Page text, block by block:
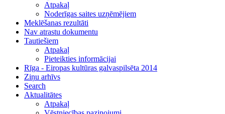
Atpakaļ
Noderīgas saites uzņēmējiem
Meklēšanas rezultāti
Nav atrastu dokumentu
Tautiešiem
Atpakaļ
Pieteikties informācijai
Rīga - Eiropas kultūras galvaspilsēta 2014
Ziņu arhīvs
Search
Aktualitātes
Atpakaļ